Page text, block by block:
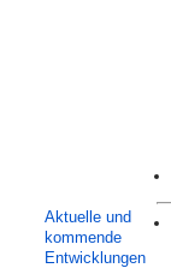
Aktuelle und
kommende
Entwicklungen